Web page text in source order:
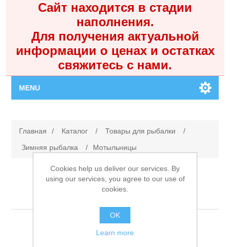
Сайт находится в стадии
наполнения.
Для получения актуальной
информации о ценах и остатках
свяжитесь с нами.
MENU
Каталог
Контакты
Главная / Каталог / Товары для рыбалки
/
Зимняя рыбалка
/ Мотыльницы
Мотыльницы
Cookies help us deliver our services. By
using our services, you agree to our use of
cookies.
OK
Learn more